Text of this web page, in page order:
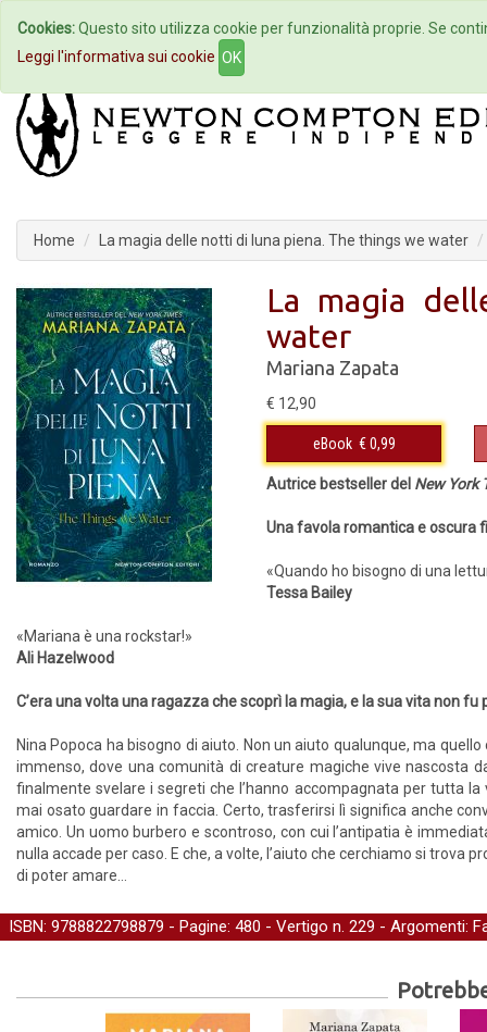
Home Autori Eventi
Home La magia delle notti di luna piena. The things we water
La magia
water
Mariana Zapata
€ 12,90
eBook € 0,99
Autrice bestseller del New York
Una favola romantica e oscura
«Quando ho bisogno di una
Tessa Bailey
«Mariana è una rockstar!»
Ali Hazelwood
C’era una volta una ragazza che scoprì la magia, e la sua vita non fu
Nina Popoca ha bisogno di aiuto. Non un aiuto qualunque, ma
immenso, dove una comunità di creature magiche vive nascosta
finalmente svelare i segreti che l’hanno accompagnata per tutta
mai osato guardare in faccia. Certo, trasferirsi lì significa anche
amico. Un uomo burbero e scontroso, con cui l’antipatia è
nulla accade per caso. E che, a volte, l’aiuto che cerchiamo si trova
di poter amare…
ISBN: 9788822798879 - Pagine: 480 - Vertigo n. 229 - Argomenti:
Cookies:Questo sito utilizza cookie per funzionalità proprie. Se
Leggi l'informativa sui cookie OK